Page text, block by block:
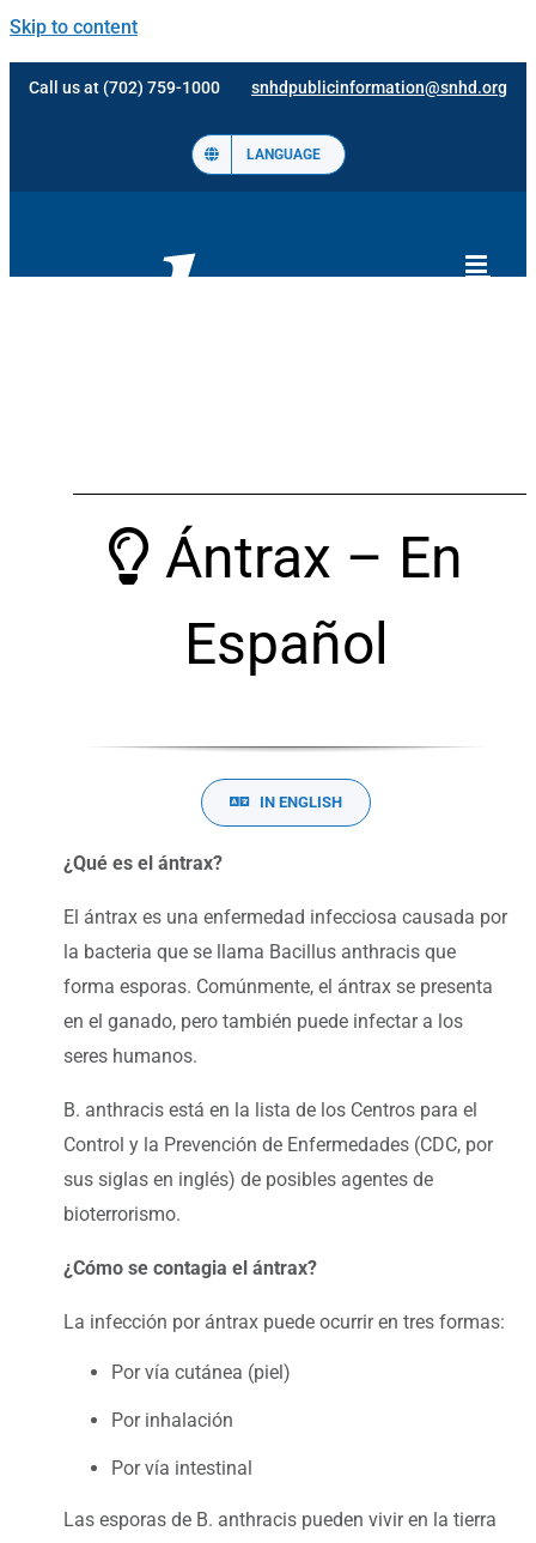
Skip to content
Call us at (702) 759-1000 snhdpublicinformation@snhd.org
LANGUAGE
Ántrax – En
Español
IN ENGLISH
¿Qué es el ántrax?
El ántrax es una enfermedad infecciosa causada por
la bacteria que se llama Bacillus anthracis que
forma esporas. Comúnmente, el ántrax se presenta
en el ganado, pero también puede infectar a los
seres humanos.
B. anthracis está en la lista de los Centros para el
Control y la Prevención de Enfermedades (CDC, por
sus siglas en inglés) de posibles agentes de
bioterrorismo.
¿Cómo se contagia el ántrax?
La infección por ántrax puede ocurrir en tres formas:
Por vía cutánea (piel)
Por inhalación
Por vía intestinal
Las esporas de B. anthracis pueden vivir en la tierra